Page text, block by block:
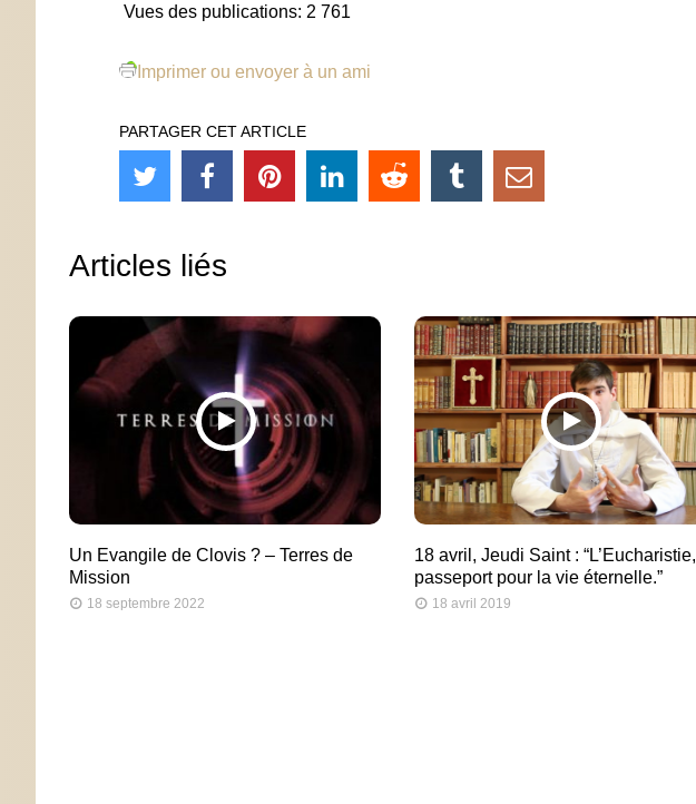
Vues des publications: 2 761
Imprimer ou envoyer à un ami
PARTAGER CET ARTICLE
Articles liés
Un Evangile de Clovis ? – Terres de
Mission
18 septembre 2022
18 avril, Jeudi Saint : “L’Eucharistie,
passeport pour la vie éternelle.”
18 avril 2019